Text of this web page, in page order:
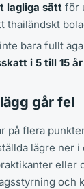
lagliga sätt för
thailändskt
bara fullt
i 5 till 15 år
går fel
på flera
lägre ner i
eller
och